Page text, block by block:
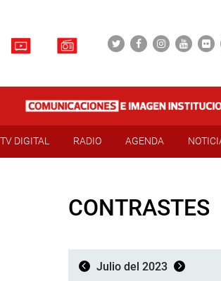
TV DIGITAL RADIO AGENDA
CONTRASTES
Julio del 2023